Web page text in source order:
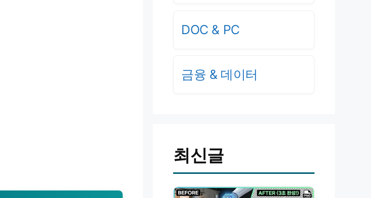
DOC & PC
금융 & 데이터
최신글